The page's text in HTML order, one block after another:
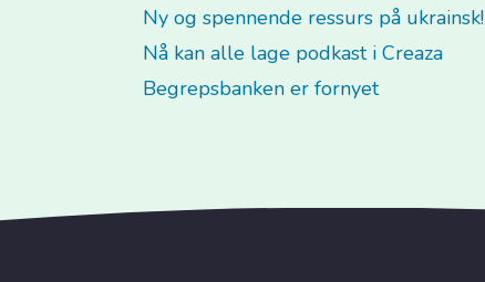
Ny og spennende ressurs på ukrainsk!
Nå kan alle lage podkast i Creaza
Begrepsbanken er fornyet